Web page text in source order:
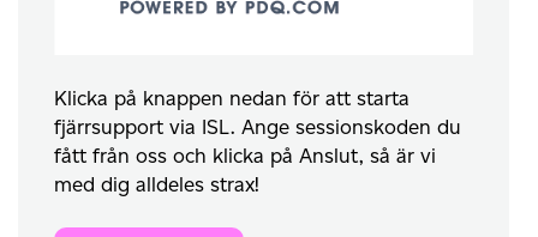
Klicka på knappen nedan för att starta
fjärrsupport via ISL. Ange sessionskoden du
fått från oss och klicka på Anslut, så är vi
med dig alldeles strax!